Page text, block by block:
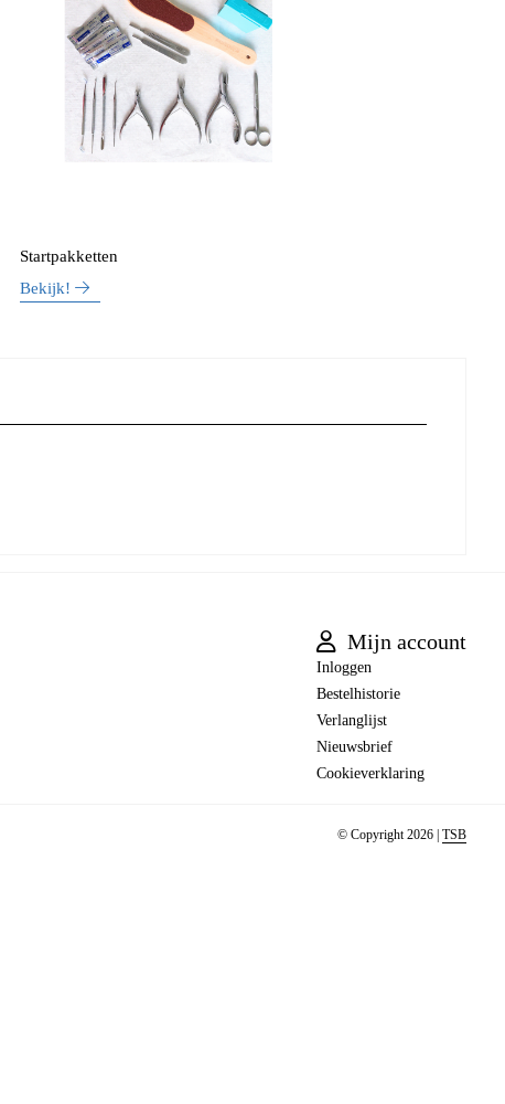
Startpakketten
Bekijk!
Mijn account
Inloggen
Bestelhistorie
Verlanglijst
Nieuwsbrief
Cookieverklaring
© Copyright 2026 | TSB